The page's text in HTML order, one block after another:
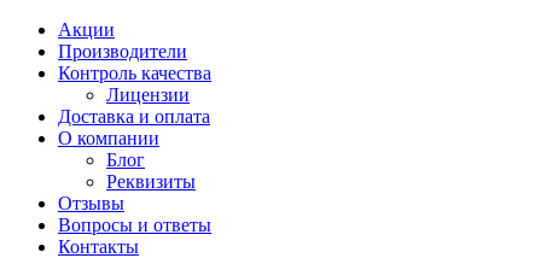
Акции
Производители
Контроль качества
Лицензии
Доставка и оплата
О компании
Блог
Реквизиты
Отзывы
Вопросы и ответы
Контакты